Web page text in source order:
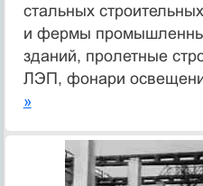
стальных
и фермы
зданий, пролетные
ЛЭП, фонари
»